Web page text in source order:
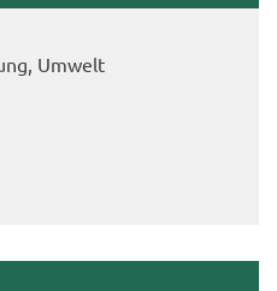
Um­welt